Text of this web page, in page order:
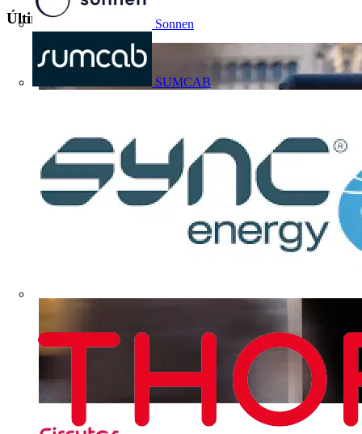
Sonnen
SUMCAB
Últimos contenidos